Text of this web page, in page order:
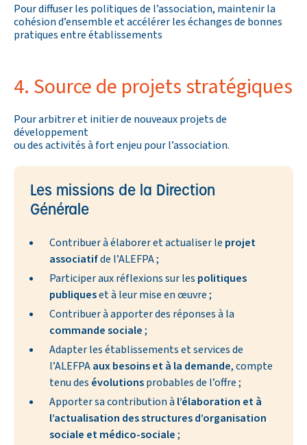
Pour diffuser les politiques de l’association, maintenir la
cohésion d’ensemble et accélérer les échanges de bonnes
pratiques entre établissements
4. Source de projets stratégiques
Pour arbitrer et initier de nouveaux projets de
développement
ou des activités à fort enjeu pour l’association.
Les missions de la Direction
Générale
Contribuer à élaborer et actualiser le projet
associatifde l’ALEFPA ;
Participer aux réflexions sur les politiques
publiqueset à leur mise en œuvre ;
Contribuer à apporter des réponses à la
commande sociale;
Adapter les établissements et services de
l’ALEFPAaux besoins et à la demande, compte
tenu des évolutionsprobables de l’offre ;
Apporter sa contribution àl’élaboration et à
l’actualisation des structures d’organisation
sociale et médico-sociale;